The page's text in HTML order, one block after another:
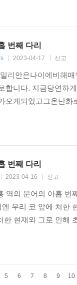
게는 그 어떠한 수단
어섰지만 히카르
지게 될 함정이지.
만…… 그런 다음엔
의 아홉 번째 다리』
또 다른 이야기 축
났던 환경문제에
로 이야기가 교차
하는 사안들이다.
번째 다리
2023-04-17 신고
리안은나이에비해
합니다. 지금당연하
오게되었고그온난
번째 다리
2023-04-16 신고
역의 문어의 아홉
우리 코 앞에 처한
한 현재와 그로 인해
5 6 7 8 9 10